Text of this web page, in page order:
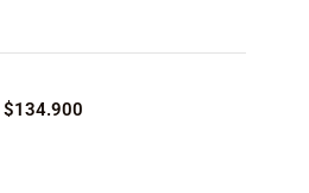
$134.900